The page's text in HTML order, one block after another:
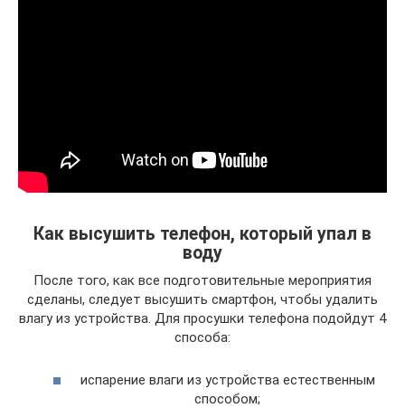
Как высушить телефон, который упал в
воду
После того, как все подготовительные мероприятия
сделаны, следует высушить смартфон, чтобы удалить
влагу из устройства. Для просушки телефона подойдут 4
способа:
испарение влаги из устройства естественным
способом;